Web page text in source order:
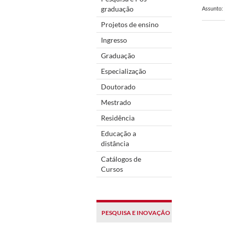
graduação
Projetos de ensino
Ingresso
Graduação
Especialização
Doutorado
Mestrado
Residência
Educação a
distância
Catálogos de
Cursos
PESQUISA E INOVAÇÃO
Assunto: